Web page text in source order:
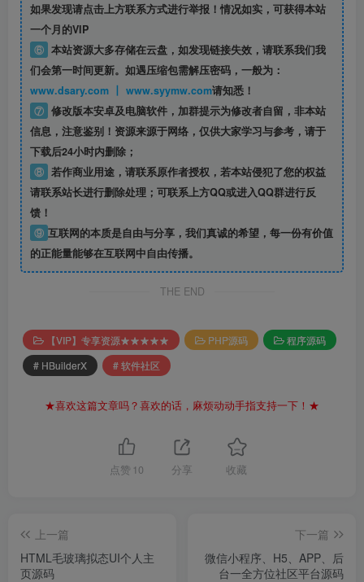
如果发现请点击上方联系方式进行举报！情况如实，可获得本站
一个月的VIP
⑥ 本站资源大多存储在云盘，如发现链接失效，请联系我们我
们会第一时间更新。如遇压缩包需解压密码，一般为：
www.dsary.com 丨 www.syymw.com请知悉！
⑦ 修改版本安卓及电脑软件，加群提示为修改者自留， 非本站
信息，注意鉴别！资源来源于网络，仅供大家学习与参考，请于
下载后24小时内删除；
⑧ 若作商业用途，请联系原作者授权，若本站侵犯了您的权益
请联系站长进行删除处理；可联系上方QQ或进入QQ群进行反
馈！
⑨ 互联网的本质是自由与分享，我们真诚的希望，每一份有价值
的正能量能够在互联网中自由传播。
THE END
【VIP】专享资源★★★★★ PHP源码
程序源码
# HBuilderX
# 软件社区
★喜欢这篇文章吗？喜欢的话，麻烦动动手指支持一下！★
点赞 10 分享 收藏
上一篇
HTML毛玻璃拟态UI个人主
页源码
下一篇
微信小程序、H5、APP、后
台一全方位社区平台源码